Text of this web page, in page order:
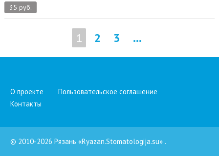
35 руб.
1 2 3 ...
О проекте
Пользовательское соглашение
Контакты
© 2010-2026 Рязань «Ryazan.Stomatologija.su» .